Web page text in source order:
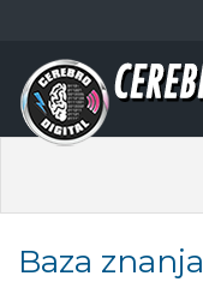
Baza znanja